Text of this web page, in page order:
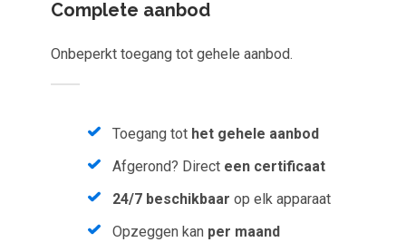
Complete aanbod
Onbeperkt toegang tot gehele aanbod.
Toegang tot het gehele aanbod
Afgerond? Direct een certificaat
24/7 beschikbaar op elk apparaat
Opzeggen kan per maand